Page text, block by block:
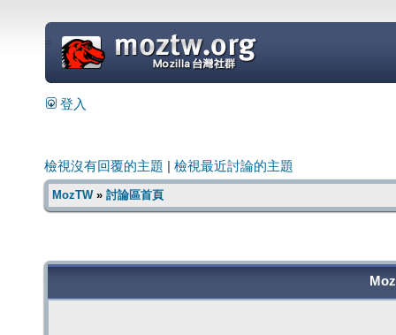
=
登入
檢視沒有回覆的主題 檢視最近討論的主題
MozTW» 討論區首頁